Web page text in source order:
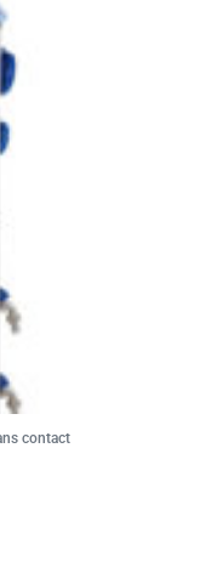
contact